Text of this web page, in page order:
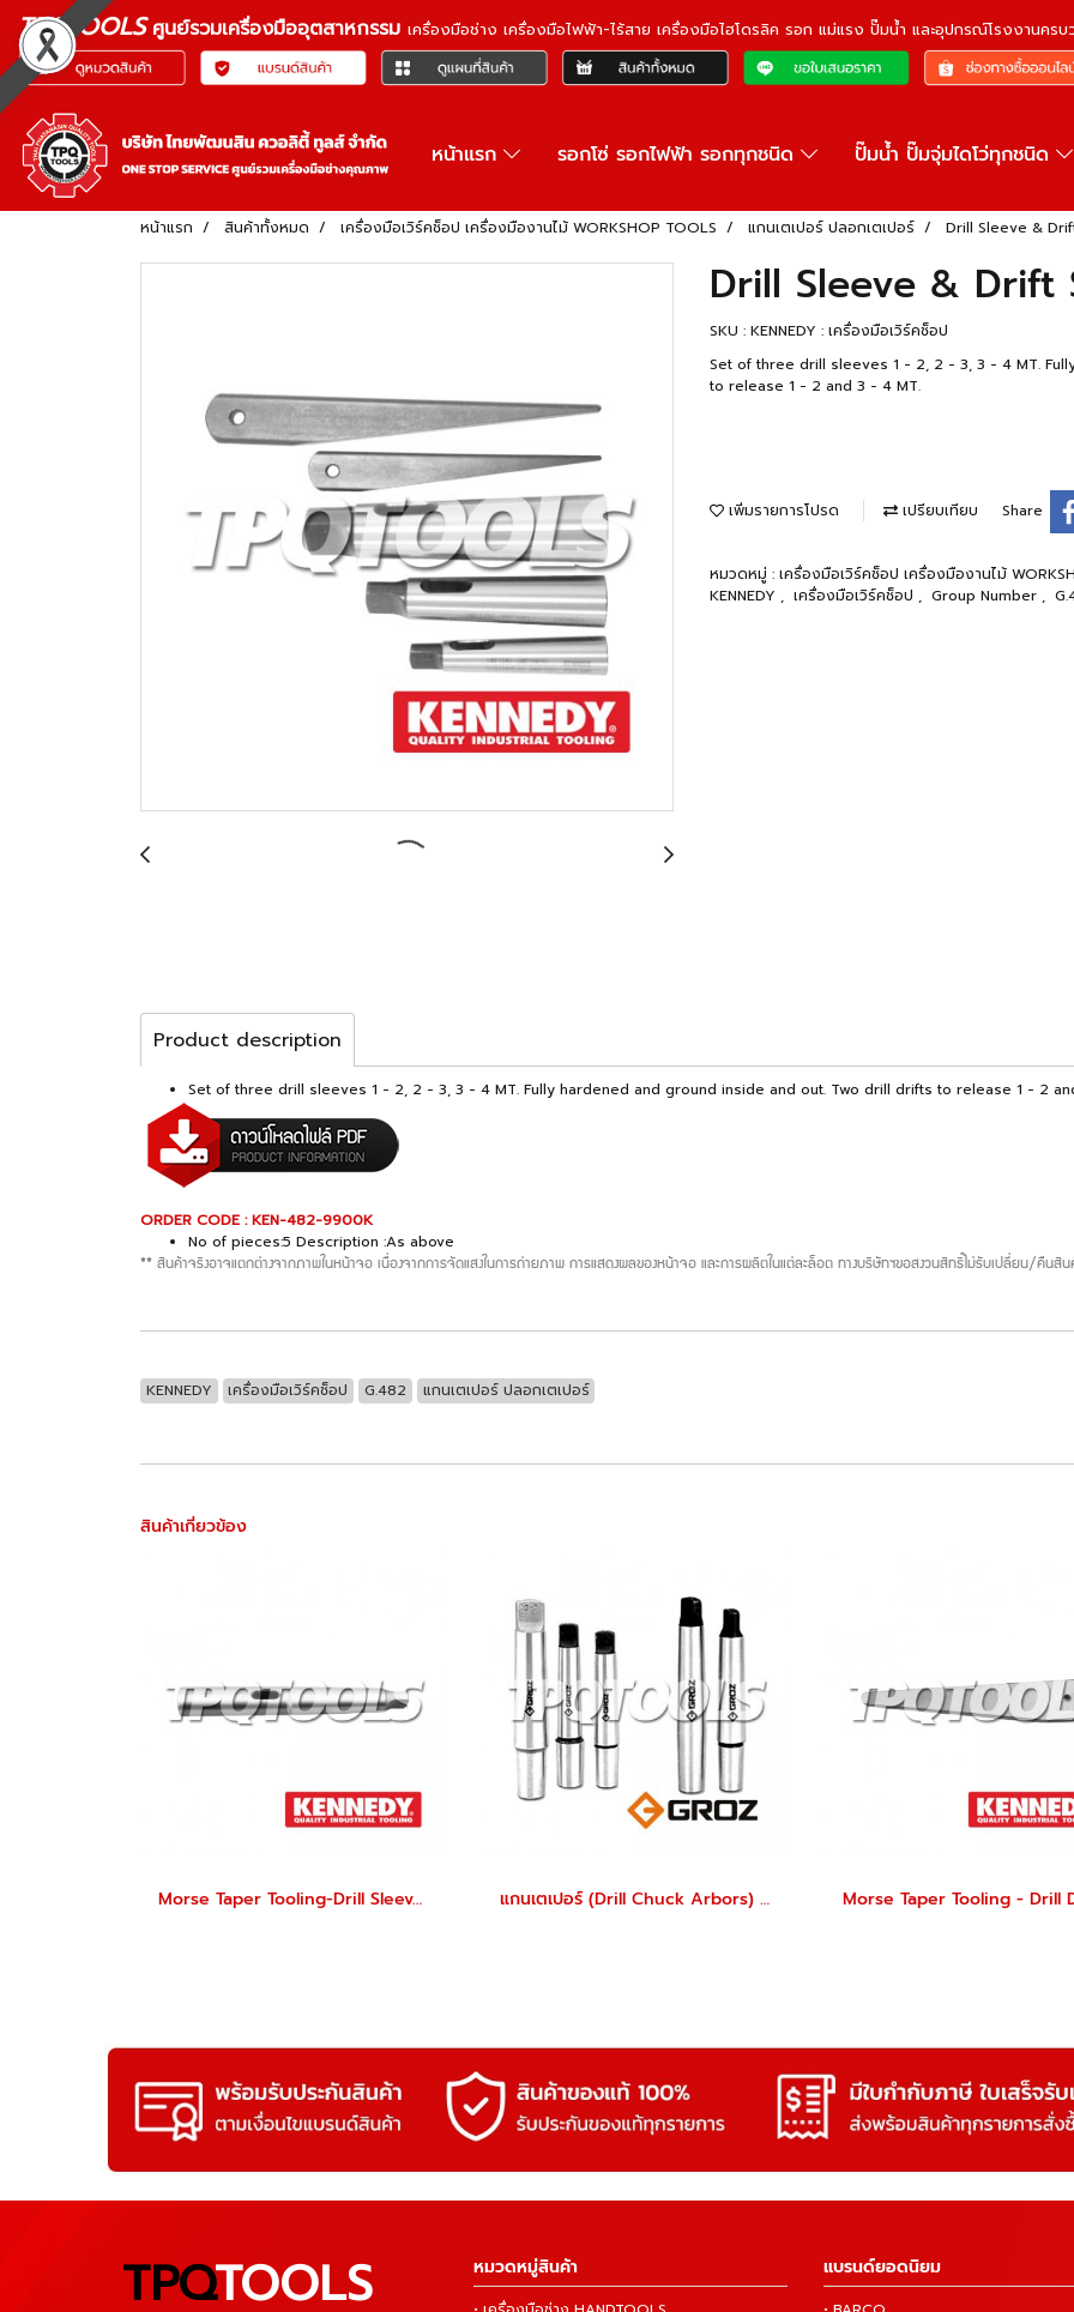
TPQTOOLSศูนย์รวมเครื่องมืออุตสาหกรรม เครื่องมือช่าง เครื่องมือไฟฟ้า-ไร้สาย เครื่องมือไฮโดรลิค รอก แม่แรง ปั๊มน้ำ และอุปกรณ์โรงงานครบ
หน้าแรก รอกโซ่ รอกไฟฟ้า รอกทุกชนิด ปั๊มน้ำ ปั๊มจุ่มไดโว่ทุกชนิด
หน้าแรก สินค้าทั้งหมด เครื่องมือเวิร์คช็อป เครื่องมืองานไม้ WORKSHOP TOOLS แกนเตเปอร์ ปลอกเตเปอร์ Drill Sleeve &
Drill Sleeve & Drift
SKU : KENNEDY : เครื่องมือเวิร์คช็อป
Set of three drill sleeves 1 - 2, 2 - 3, 3 - 4 MT.
to release 1 - 2 and 3 - 4 MT.
เพิ่มรายการโปรด เปรียบเทียบ Share
หมวดหมู่ : เครื่องมือเวิร์คช็อป เครื่องมืองานไม้
KENNEDY , เครื่องมือเวิร์คช็อป , Group Number ,
Product description
Set of three drill sleeves 1 - 2, 2 - 3, 3 - 4 MT. Fully hardened and ground inside and out. Two drill drifts to release 1 - 2
ORDER CODE : KEN-482-9900K
No of pieces:5 Description :As above
** สินค้าจริงอาจแตกต่างจากภาพในหน้าจอ เนื่องจากการจัดแสงในการถ่ายภาพ การแสดงผลของหน้าจอ และการผลิตในแต่ละล็อต ทางบริษัทฯขอสงวนสิทธิ์ไม่รับเปลี่ยน/คืนสิน
KENNEDY เครื่องมือเวิร์คช็อป G.482 แกนเตเปอร์ ปลอกเตเปอร์
สินค้าเกี่ยวข้อง
Morse Taper Tooling-Drill Sleeves แกนเตเปอร์ (Drill Chuck Arbors) GROZ Morse Taper Tooling - Drill
TPQTOOLS หมวดหมู่สินค้า แบรนด์ยอดนิยม